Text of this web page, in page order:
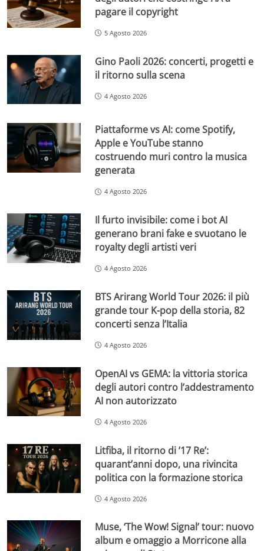
pagare il copyright
5 Agosto 2026
Gino Paoli 2026: concerti, progetti e
il ritorno sulla scena
4 Agosto 2026
Piattaforme vs AI: come Spotify,
Apple e YouTube stanno
costruendo muri contro la musica
generata
4 Agosto 2026
Il furto invisibile: come i bot AI
generano brani fake e svuotano le
royalty degli artisti veri
4 Agosto 2026
BTS Arirang World Tour 2026: il più
grande tour K-pop della storia, 82
concerti senza l’Italia
4 Agosto 2026
OpenAI vs GEMA: la vittoria storica
degli autori contro l’addestramento
AI non autorizzato
4 Agosto 2026
Litfiba, il ritorno di ’17 Re’:
quarant’anni dopo, una rivincita
politica con la formazione storica
4 Agosto 2026
Muse, ‘The Wow! Signal’ tour: nuovo
album e omaggio a Morricone alla